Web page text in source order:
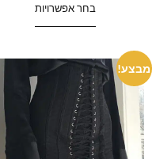
בחר אפשרויות
מבצע!